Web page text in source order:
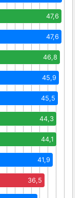
47,6
47,6
46,8
45,9
45,5
44,3
44,1
41,9
36,5